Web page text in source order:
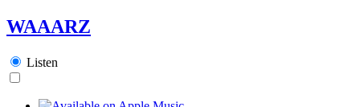
WAAARZ
Listen